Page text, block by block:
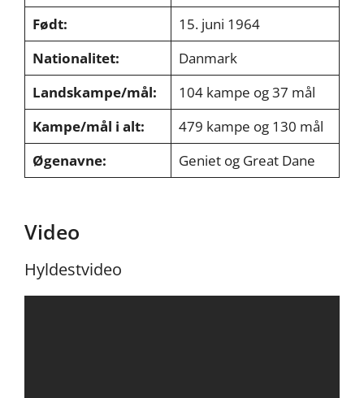
Født:
15. juni 1964
Nationalitet:
Danmark
Landskampe/mål:
104 kampe og 37 mål
Kampe/mål i alt:
479 kampe og 130 mål
Øgenavne:
Geniet og Great Dane
Video
Hyldestvideo